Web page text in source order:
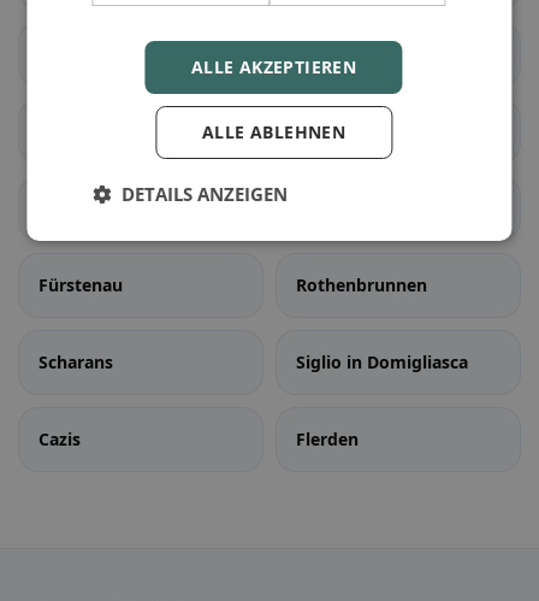
Schluein
Lumnezia
Fürstenau Rothenbrunnen
Scharans Siglio in Domigliasca
Cazis Flerden
ALLE AKZEPTIEREN
ALLE ABLEHNEN
DETAILS ANZEIGEN